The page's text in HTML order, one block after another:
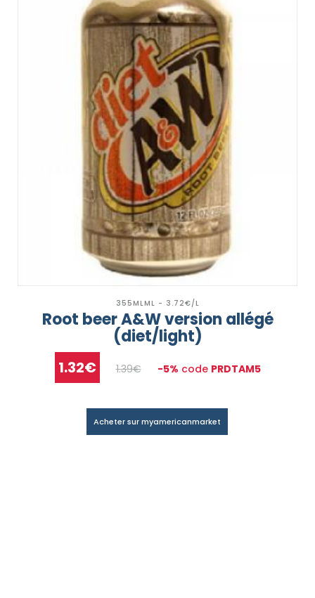
355MLML - 3.72€/L
Root beer A&W version allégé
(diet/light)
1.32€ 1.39€ -5% code PRDTAM5
Acheter sur myamericanmarket